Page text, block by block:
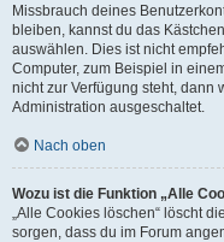
Missbrauch deines
bleiben, kannst du das
auswählen. Dies ist nicht
Computer, zum Beispiel in
nicht zur Verfügung steht, dann
Administration ausgeschaltet.
Nach oben
Wozu ist die Funktion „Alle
„Alle Cookies löschen“ löscht
sorgen, dass du im Forum